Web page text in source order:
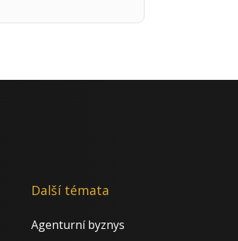
Další témata
Agenturní byznys